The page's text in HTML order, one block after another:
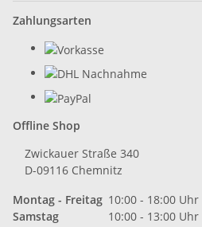
Zahlungsarten
Offline Shop
Zwickauer Straße 340
D-09116 Chemnitz
Montag - Freitag 10:00 - 18:00 Uhr
Samstag
10:00 - 13:00 Uhr